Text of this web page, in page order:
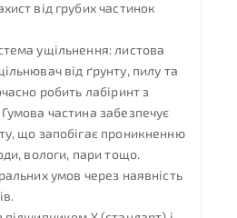
від грубих частинок
ущільнення: листова
від ґрунту, пилу та
робить лабіринт з
частина забезпечує
що запобігає проникненню
вологи, пари тощо.
умов через наявність